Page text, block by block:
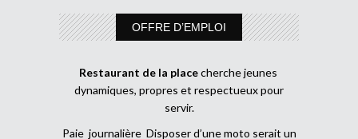
OFFRE D’EMPLOI
Restaurant de la placecherche jeunes
dynamiques, propres et respectueux pour
servir.
Paie journalière Disposer d’une moto serait un